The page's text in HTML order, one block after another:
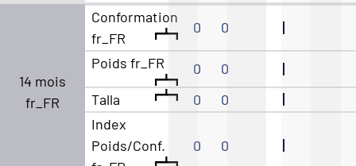
14 mois
fr_FR
Conformation
fr_FR
0 0
Poids fr_FR 0
0
Talla
0
0
Index
Poids/Conf.
0 0